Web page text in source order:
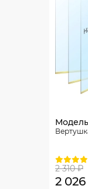
2 310 ₽
2